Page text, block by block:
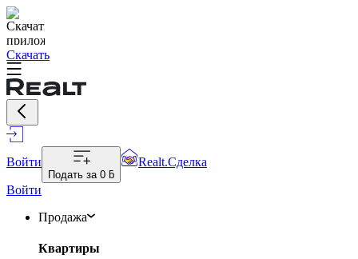
Скачать
Войти
Подать за 0 ƃ
Realt.Сделка
Войти
Продажа
Квартиры